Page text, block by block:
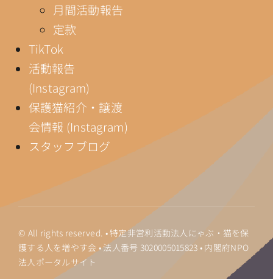
月間活動報告
定款
TikTok
活動報告
(Instagram)
保護猫紹介・譲渡
会情報 (Instagram)
スタッフブログ
© All rights reserved. • 特定非営利活動法人にゃぶ・猫を保
護する人を増やす会 • 法人番号 3020005015823 • 内閣府NPO
法人ポータルサイト